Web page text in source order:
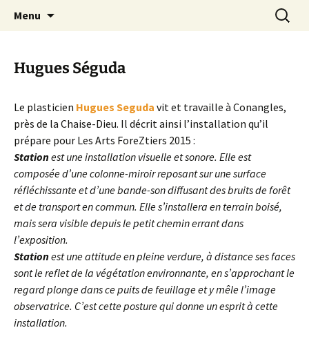
Les arts foreztiers
Festival de création contemporaine à
Chavaniac-Lafayette, Forez, Haute-loire,
Menu
Hugues Séguda
Le plasticien Hugues Seguda vit et travaille à Conangles,
près de la Chaise-Dieu. Il décrit ainsi l’installation qu’il
prépare pour Les Arts ForeZtiers 2015 :
Stationest une installation visuelle et sonore. Elle est
composée d’une colonne-miroir reposant sur une surface
réfléchissante et d’une bande-son diffusant des bruits de forêt
et de transport en commun. Elle s’installera en terrain boisé,
mais sera visible depuis le petit chemin errant dans
l’exposition.
Stationest une attitude en pleine verdure, à distance ses faces
sont le reflet de la végétation environnante, en s’approchant le
regard plonge dans ce puits de feuillage et y mêle l’image
observatrice. C’est cette posture qui donne un esprit à cette
installation.